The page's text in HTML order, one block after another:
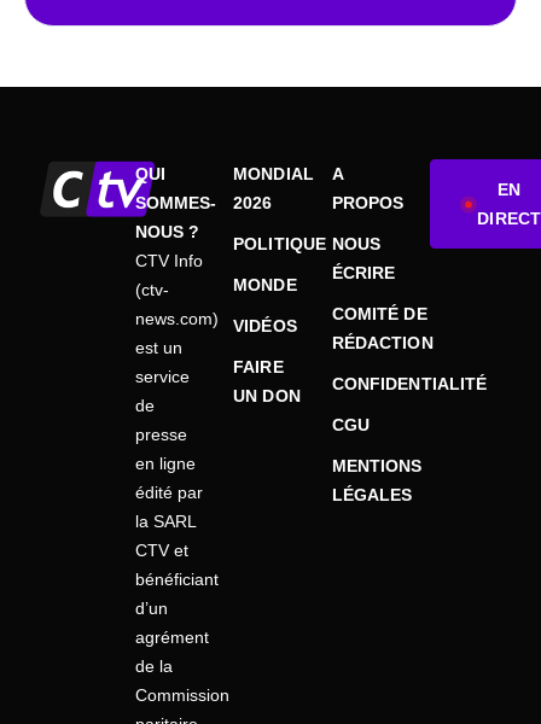
QUI
SOMMES-
NOUS ?
CTV Info
(ctv-
news.com)
est un
service
de
presse
en ligne
édité par
la SARL
CTV et
bénéficiant
d’un
agrément
de la
Commission
MONDIAL
2026
POLITIQUE
MONDE
VIDÉOS
FAIRE
UN DON
A
PROPOS
NOUS
ÉCRIRE
COMITÉ DE
RÉDACTION
CONFIDENTIALITÉ
CGU
MENTIONS
LÉGALES
EN
DIRECT